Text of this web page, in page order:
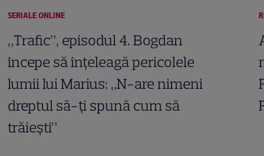
SERIALE ONLINE
„Trafic”, episodul 4. Bogdan
începe să înțeleagă pericolele
lumii lui Marius: „N-are nimeni
dreptul să-ți spună cum să
trăiești”